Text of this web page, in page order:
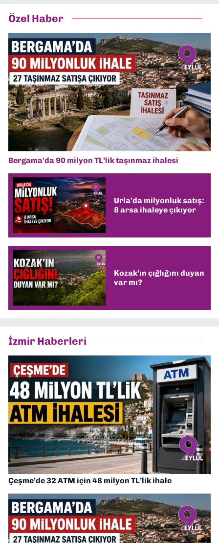
Özel Haber
Bergama’da 90 milyon TL’lik taşınmaz ihalesi
Urla’da milyonluk satış:
8 arsa ihaleye çıkıyor
Kozak’ın çığlığını duyan
var mı?
İzmir Haberleri
Çeşme’de 32 ATM için 48 milyon TL’lik ihale